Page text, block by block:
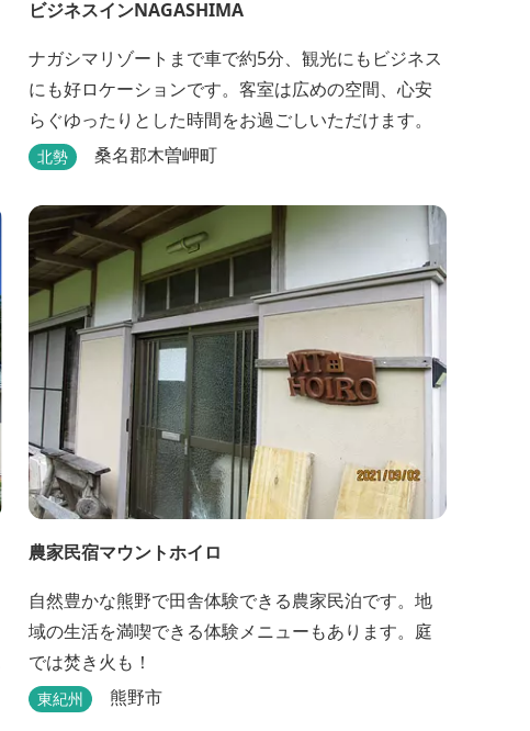
ビジネスインNAGASHIMA
ナガシマリゾートまで車で約5分、観光にもビジネス
にも好ロケーションです。客室は広めの空間、心安
らぐゆったりとした時間をお過ごしいただけます。
北勢 桑名郡木曽岬町
農家民宿マウントホイロ
自然豊かな熊野で田舎体験できる農家民泊です。地
域の生活を満喫できる体験メニューもあります。庭
では焚き火も！
東紀州 熊野市